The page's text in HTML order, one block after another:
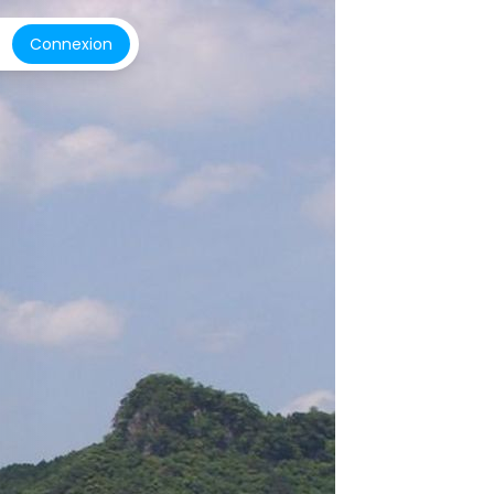
Connexion